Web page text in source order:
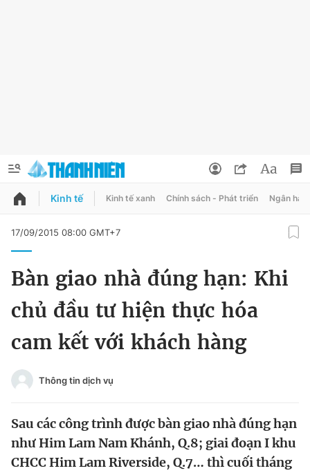
QUẢNG CÁO
Chuyên mục
Chuyên mục khác
Video Magazine
Đổi mật khẩu
Tin đã lưu
Tin đã xem
Đăng xuất
Kinh tế Kinh tế xanh Chính sách - Phát triển Ngân
17/09/2015 08:00 GMT+7
Bàn giao nhà đúng hạn: Khi
chủ đầu tư hiện thực hóa
cam kết với khách hàng
Thông tin dịch vụ
Sau các công trình được bàn giao nhà đúng hạn
như Him Lam Nam Khánh, Q.8; giai đoạn I khu
CHCC Him Lam Riverside, Q.7… thì cuối tháng